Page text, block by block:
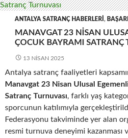
ANTALYA SATRANÇ HABERLERI ,
MANAVGAT 23 NISAN
ÇOCUK BAYRAMI SATRANÇ
13 NISAN 2025
Antalya satranç faaliyetleri
Manavgat 23 Nisan Ulusal
Satranç Turnuvası, farklı yaş
sporcunun katılımıyla
Federasyonu takviminde yer alan
resmi turnuva deneyimi kazanması